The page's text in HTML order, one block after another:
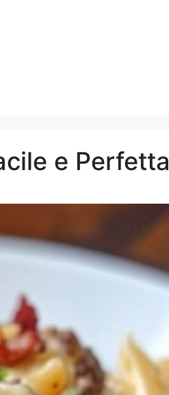
e Perfetta